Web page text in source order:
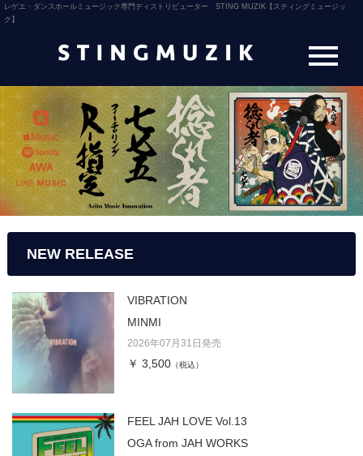
レゲエ・ダンスホールミュージック専門ディストリビューター STING MUZIK【スティングミュージッ
ク】
NEW RELEASE
VIBRATION
MINMI
2026年07月31日発売
￥ 3,500 （税込）
FEEL JAH LOVE Vol.13
OGA from JAH WORKS